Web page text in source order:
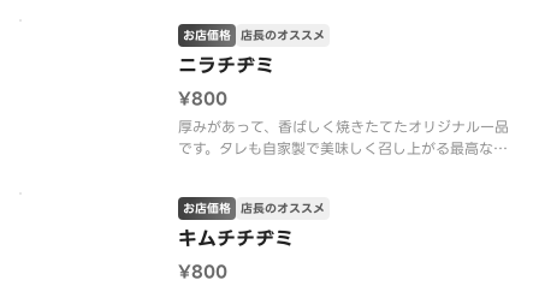
ニラチヂミ
お店価格 店長のオススメ
¥800
厚みがあって、香ばしく焼きたてたオリジナル一品
です。タレも自家製で美味しく召し上がる最高な一
キムチチヂミ
お店価格 店長のオススメ
¥800